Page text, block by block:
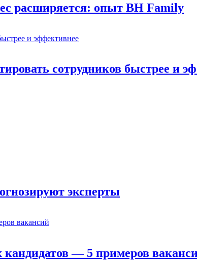
расширяется: опыт BH Family
сотрудников быстрее и
эксперты
— 5 примеров